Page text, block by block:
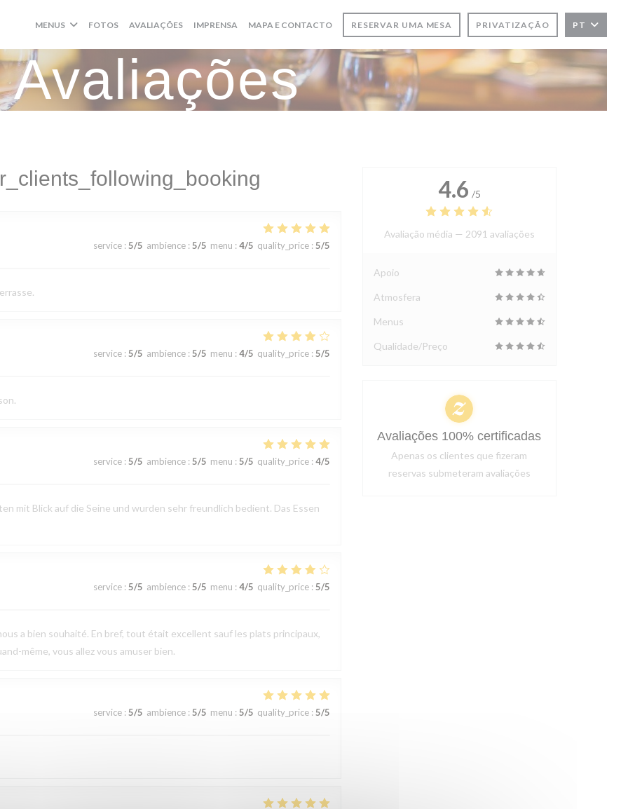
MENUS FOTOS AVALIAÇÕES IMPRENSA MAPA E CONTACTO RESERVAR UMA MESA PRIVATIZAÇÃO PT
Avaliações
service: 5/5 ambience: 5/5 menu : 4/5 quality_price: 5/5
service: 5/5 ambience: 5/5 menu : 4/5 quality_price: 5/5
service: 5/5 ambience: 5/5 menu : 5/5 quality_price: 4/5
mit Blick auf die Seine und wurden sehr freundlich bedient. Das Essen
service: 5/5 ambience: 5/5 menu : 4/5 quality_price: 5/5
a bien souhaité. En bref, tout était excellent sauf les plats principaux,
même, vous allez vous amuser bien.
service: 5/5 ambience: 5/5 menu : 5/5 quality_price: 5/5
4.6 /5
Avaliação média — 2091 avaliações
Apoio
Atmosfera
Menus
Qualidade/Preço
Avaliações 100% certificadas
Apenas os clientes que fizeram
reservas submeteram avaliações